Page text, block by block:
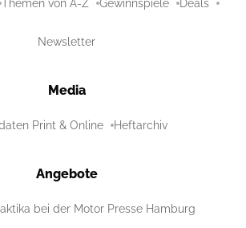
Themen von A-Z Gewinnspiele Deals
Newsletter
Media
Print & Online Heftarchiv
Angebote
bei der Motor Presse Hamburg